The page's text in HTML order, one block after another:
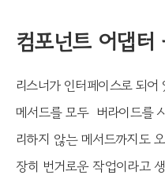
컴포넌트 어댑터
리스너가 인터페이스로 되
메서드를 모두 버라이드를
리하지 않는 메서드까지도
장히 번거로운 작업이라고